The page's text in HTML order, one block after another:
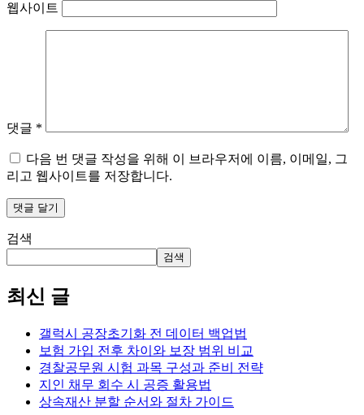
웹사이트
댓글 *
다음 번 댓글 작성을 위해 이 브라우저에 이름, 이메일, 그
리고 웹사이트를 저장합니다.
검색
검색
최신 글
갤럭시 공장초기화 전 데이터 백업법
보험 가입 전후 차이와 보장 범위 비교
경찰공무원 시험 과목 구성과 준비 전략
지인 채무 회수 시 공증 활용법
상속재산 분할 순서와 절차 가이드